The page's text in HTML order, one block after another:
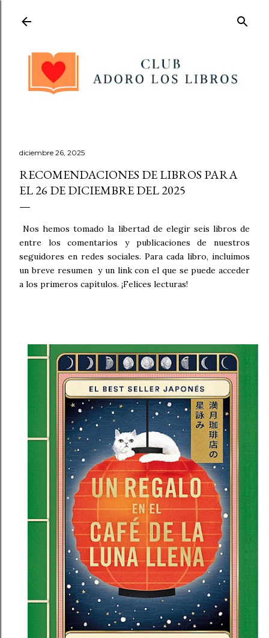
diciembre 26, 2025
RECOMENDACIONES DE LIBROS PARA
EL 26 DE DICIEMBRE DEL 2025
Nos hemos tomado la libertad de elegir seis libros de
entre los comentarios y publicaciones de nuestros
seguidores en redes sociales. Para cada libro, incluimos
un breve resumen y un link con el que se puede acceder
a los primeros capítulos. ¡Felices lecturas!